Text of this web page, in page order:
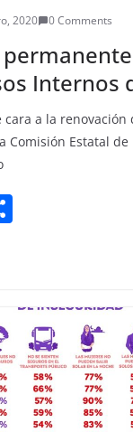
2020 0 Comments
Internos
cara a la renovación
Comisión Estatal